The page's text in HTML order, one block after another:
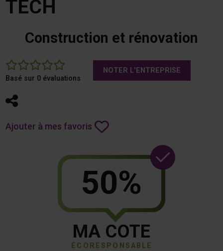
TECH
Construction et rénovation
0
Basé sur 0 évaluations
NOTER L'ENTREPRISE
Partager
Ajouter à mes favoris
50%
MA COTE
ÉCORESPONSABLE